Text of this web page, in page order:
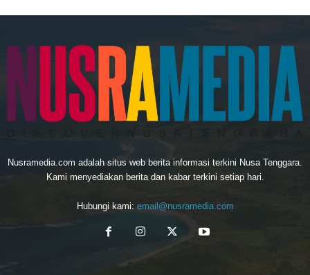
Nusramedia.com adalah situs web berita informasi terkini Nusa Tenggara.
Kami menyediakan berita dan kabar terkini setiap hari.
Hubungi kami: email@nusramedia.com